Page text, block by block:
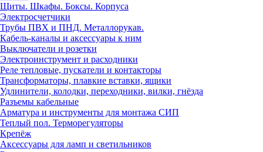
Щиты. Шкафы. Боксы. Корпуса
Электросчетчики
Трубы ПВХ и ПНД. Металлорукав.
Кабель-каналы и аксессуары к ним
Выключатели и розетки
Электроинструмент и расходники
Реле тепловые, пускатели и контакторы
Трансформаторы, плавкие вставки, ящики
Удлинители, колодки, переходники, вилки, гнёзда
Разъемы кабельные
Арматура и инструменты для монтажа СИП
Теплый пол. Терморегуляторы
Крепёж
Аксессуары для ламп и светильников